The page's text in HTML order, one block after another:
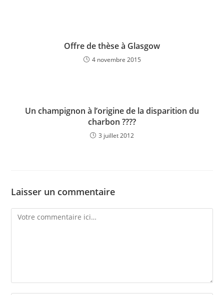
Offre de thèse à Glasgow
4 novembre 2015
Un champignon à l’origine de la disparition du
charbon ????
3 juillet 2012
Laisser un commentaire